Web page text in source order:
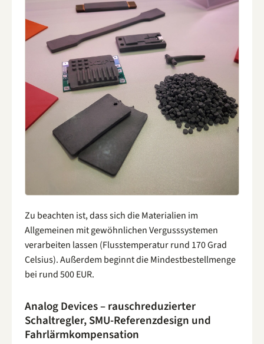
Zu beachten ist, dass sich die Materialien im
Allgemeinen mit gewöhnlichen Vergusssystemen
verarbeiten lassen (Flusstemperatur rund 170 Grad
Celsius). Außerdem beginnt die Mindestbestellmenge
bei rund 500 EUR.
Analog Devices – rauschreduzierter
Schaltregler, SMU-Referenzdesign und
Fahrlärmkompensation